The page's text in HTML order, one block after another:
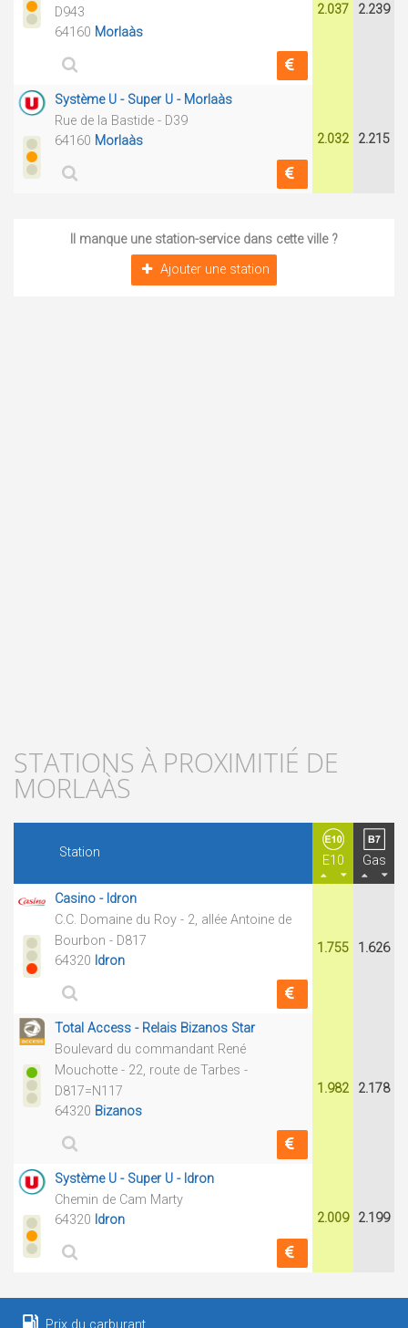
D943
64160 Morlaàs
2.037 2.239
Système U - Super U - Morlaàs
Rue de la Bastide - D39
64160 Morlaàs 2.032 2.215
Il manque une station-service dans cette ville ?
Ajouter une station
STATIONS À PROXIMITIÉ DE
MORLAÀS
Station
E10 Gas
Casino - Idron
C.C. Domaine du Roy - 2, allée Antoine de
Bourbon - D817
64320 Idron
1.755 1.626
Total Access - Relais Bizanos Star
Boulevard du commandant René
Mouchotte - 22, route de Tarbes -
D817=N117
64320 Bizanos
1.982 2.178
Système U - Super U - Idron
Chemin de Cam Marty
64320 Idron 2.009 2.199
Prix du carburant